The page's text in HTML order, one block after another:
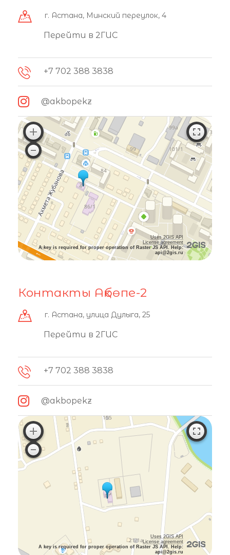
г. Астана, Минский переулок, 4
Перейти в 2ГИС
+7 702 388 3838
@akbopekz
Uses 2GIS API
License agreement
A key is required for proper operation of Raster JS API. Help:
api@2gis.ru
Контакты Ақбөпе-2
г. Астана, улица Дулыга, 25
Перейти в 2ГИС
+7 702 388 3838
@akbopekz
Uses 2GIS API
License agreement
A key is required for proper operation of Raster JS API. Help:
api@2gis.ru